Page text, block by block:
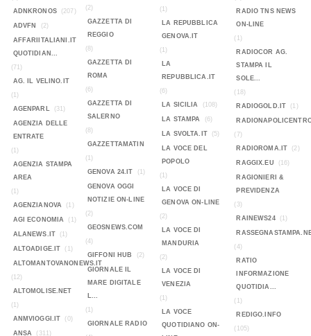
ADNKRONOS
(207)
ADVFN (2)
AFFARIITALIANI.IT
QUOTIDIAN...
(71)
AG. IL VELINO.IT
(1)
AGENPARL
(31)
AGENZIA DELLE
ENTRATE
(1)
AGENZIA STAMPA
AREA
(1)
AGENZIANOVA
(1)
AGI ECONOMIA (1)
ALANEWS.IT (1)
ALTOADIGE.IT (1)
ALTOMANTOVANONEWS.IT
(12)
ALTOMOLISE.NET
(1)
ANMVIOGGI.IT
(0)
ANSA (311)
(2)
GAZZETTA DI
REGGIO
(8)
GAZZETTA DI
ROMA
(6)
GAZZETTA DI
SALERNO
(8)
GAZZETTAMATIN
(1)
GENOVA 24.IT
(1)
GENOVA OGGI
NOTIZIE ON-LINE
(2)
GEOSNEWS.COM
(4)
GIFFONI HUB
(2)
GIORNALE IL
MARE DIGITALE
L...
(1)
GIORNALE RADIO
(1)
LA REPUBBLICA
GENOVA.IT
(1)
LA
REPUBBLICA.IT
(6)
LA SICILIA
(108)
LA STAMPA (6)
LA SVOLTA.IT (5)
LA VOCE DEL
POPOLO
(1)
LA VOCE DI
GENOVA ON-LINE
(2)
LA VOCE DI
MANDURIA
(2)
LA VOCE DI
VENEZIA
(1)
LA VOCE
QUOTIDIANO ON-
RADIO TNS NEWS
ON-LINE
(1)
RADIOCOR AG.
STAMPA IL
SOLE...
(18)
RADIOGOLD.IT
(1)
(7)
RADIOROMA.IT
(2)
RAGGIX.EU (16)
RAGIONIERI &
PREVIDENZA
(3)
RAINEWS24
(1)
(4)
RATIO
INFORMAZIONE
QUOTIDIA...
(1)
REDIGO.INFO
(105)